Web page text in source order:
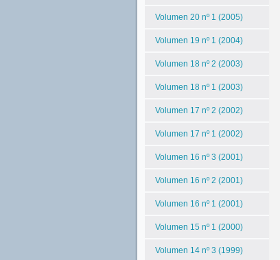
Volumen 20 nº 1 (2005)
Volumen 19 nº 1 (2004)
Volumen 18 nº 2 (2003)
Volumen 18 nº 1 (2003)
Volumen 17 nº 2 (2002)
Volumen 17 nº 1 (2002)
Volumen 16 nº 3 (2001)
Volumen 16 nº 2 (2001)
Volumen 16 nº 1 (2001)
Volumen 15 nº 1 (2000)
Volumen 14 nº 3 (1999)